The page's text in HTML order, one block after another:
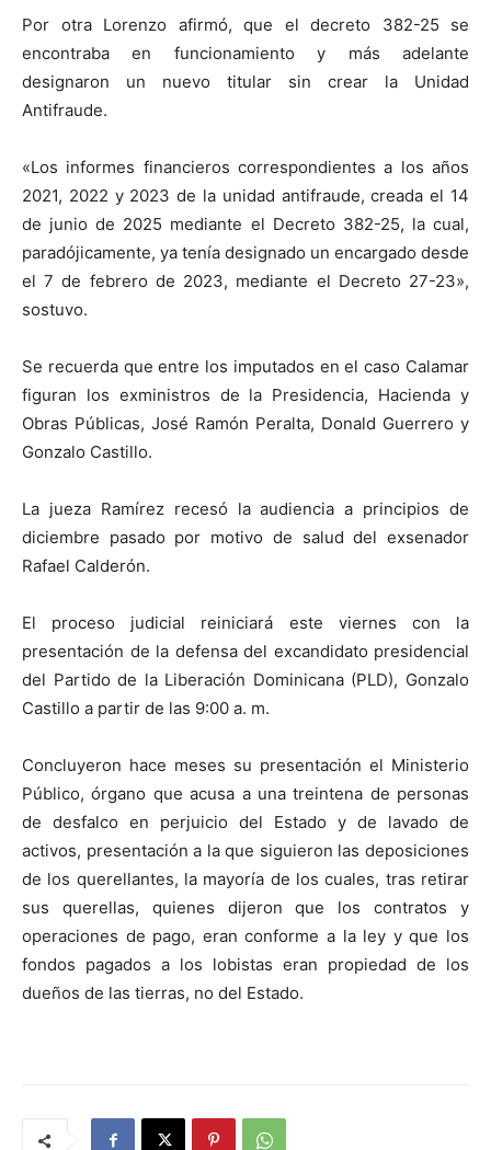
Por otra Lorenzo afirmó, que el decreto 382-25 se
encontraba en funcionamiento y más adelante
designaron un nuevo titular sin crear la Unidad
Antifraude.
«Los informes financieros correspondientes a los años
2021, 2022 y 2023 de la unidad antifraude, creada el 14
de junio de 2025 mediante el Decreto 382-25, la cual,
paradójicamente, ya tenía designado un encargado desde
el 7 de febrero de 2023, mediante el Decreto 27-23»,
sostuvo.
Se recuerda que entre los imputados en el caso Calamar
figuran los exministros de la Presidencia, Hacienda y
Obras Públicas, José Ramón Peralta, Donald Guerrero y
Gonzalo Castillo.
La jueza Ramírez recesó la audiencia a principios de
diciembre pasado por motivo de salud del exsenador
Rafael Calderón.
El proceso judicial reiniciará este viernes con la
presentación de la defensa del excandidato presidencial
del Partido de la Liberación Dominicana (PLD), Gonzalo
Castillo a partir de las 9:00 a. m.
Concluyeron hace meses su presentación el Ministerio
Público, órgano que acusa a una treintena de personas
de desfalco en perjuicio del Estado y de lavado de
activos, presentación a la que siguieron las deposiciones
de los querellantes, la mayoría de los cuales, tras retirar
sus querellas, quienes dijeron que los contratos y
operaciones de pago, eran conforme a la ley y que los
fondos pagados a los lobistas eran propiedad de los
dueños de las tierras, no del Estado.